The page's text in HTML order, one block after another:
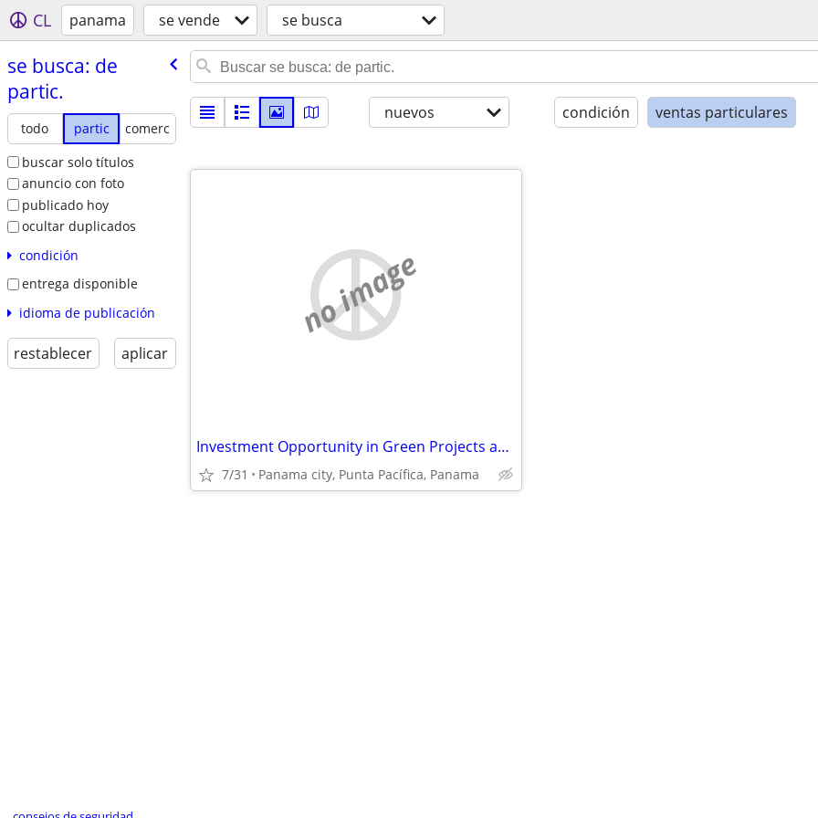
CL panama se vende se busca
se busca: de
partic.
todo partic
comerc
buscar solo títulos
anuncio con foto
publicado hoy
ocultar duplicados
condición
entrega disponible
idioma de publicación
restablecer aplicar
nuevos condición ventas particulares
no image
Investment Opportunity in Green Projects and Technological Innovation.
7/31 Panama city, Punta Pacífica, Panama